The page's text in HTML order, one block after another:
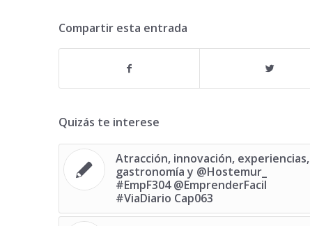
Compartir esta entrada
Quizás te interese
Atracción, innovación, experiencias,
gastronomía y @Hostemur_
#EmpF304 @EmprenderFacil
#ViaDiario Cap063